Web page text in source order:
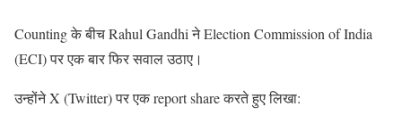
Counting के बीच Rahul Gandhi ने Election Commission of India
(ECI) पर एक बार फिर सवाल उठाए।
उन्होंने X (Twitter) पर एक report share करते हुए लिखा: